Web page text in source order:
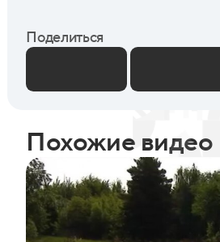
Поделиться
Похожие видео